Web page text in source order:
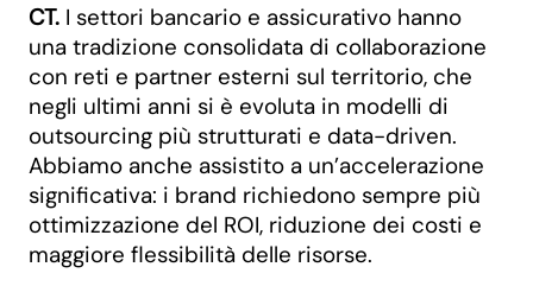
CT. I settori bancario e assicurativo hanno
una tradizione consolidata di collaborazione
con reti e partner esterni sul territorio, che
negli ultimi anni si è evoluta in modelli di
outsourcing più strutturati e data-driven.
Abbiamo anche assistito a un’accelerazione
significativa: i brand richiedono sempre più
ottimizzazione del ROI, riduzione dei costi e
maggiore flessibilità delle risorse.